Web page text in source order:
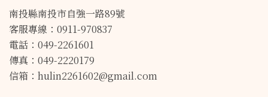
南投縣南投市自強一路89號
客服專線：0911-970837
電話：049-2261601
傳真：049-2220179
信箱：hulin2261602@gmail.com